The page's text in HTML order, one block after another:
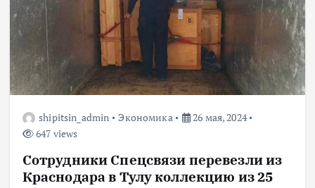
shipitsin_admin Экономика
26 мая, 2024
647 views
Сотрудники Спецсвязи перевезли из
Краснодара в Тулу коллекцию из 25